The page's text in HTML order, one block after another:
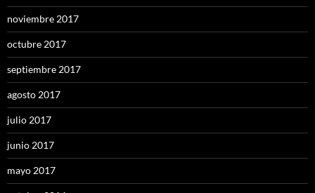
noviembre 2017
octubre 2017
septiembre 2017
agosto 2017
julio 2017
junio 2017
mayo 2017